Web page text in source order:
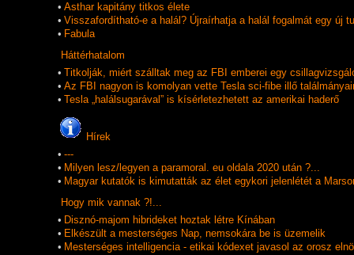
• Asthar kapitány titkos élete
• Visszafordítható-e a halál? Újraírhatja a halál fogalmát egy új
• Fabula
Háttérhatalom
• Titkolják, miért szálltak meg az FBI emberei egy
• Az FBI nagyon is komolyan vette Tesla sci-fibe illő
• Tesla „halálsugarával” is kísérletezhetett az amerikai haderő
Hí­rek
• ---
• Milyen lesz/legyen a paramoral. eu oldala 2020 után ?...
• Magyar kutatók is kimutatták az élet egykori jelenlétét a
Hogy mik vannak ?!...
• Disznó-majom hibrideket hoztak létre Kínában
• Elkészült a mesterséges Nap, nemsokára be is üzemelik
• Mesterséges intelligencia - etikai kódexet javasol az orosz